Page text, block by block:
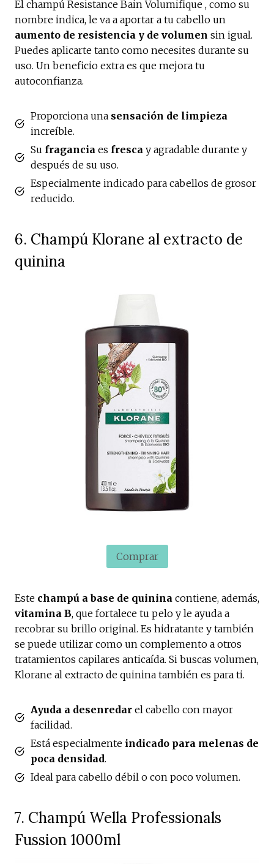
El champú Resistance Bain Volumifique , como su
nombre indica, le va a aportar a tu cabello un
aumento de resistencia y de volumen sin igual.
Puedes aplicarte tanto como necesites durante su
uso. Un beneficio extra es que mejora tu
autoconfianza.
Proporciona una sensación de limpieza
increíble.
Su fragancia es fresca y agradable durante y
después de su uso.
Especialmente indicado para cabellos de grosor
reducido.
6. Champú Klorane al extracto de
quinina
Comprar
Este champú a base de quinina contiene, además,
vitamina B, que fortalece tu pelo y le ayuda a
recobrar su brillo original. Es hidratante y también
se puede utilizar como un complemento a otros
tratamientos capilares anticaída. Si buscas volumen,
Klorane al extracto de quinina también es para ti.
Ayuda a desenredar el cabello con mayor
facilidad.
Está especialmente indicado para melenas de
poca densidad.
Ideal para cabello débil o con poco volumen.
7. Champú Wella Professionals
Fussion 1000ml